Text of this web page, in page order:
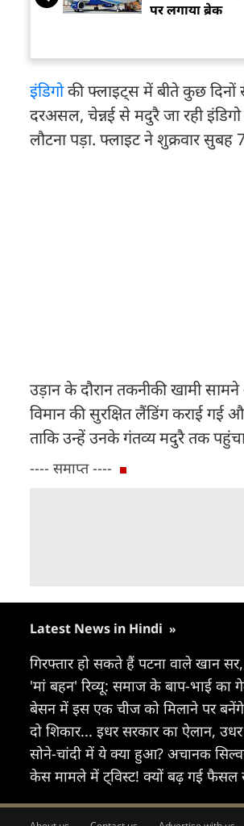
पर लगाया ब्रेक
इंडिगोकी फ्लाइट्स में बीते कुछ दिनों
दरअसल, चेन्नई से मदुरै जा रही
लौटना पड़ा. फ्लाइट ने शुक्रवार
उड़ान के दौरान तकनीकी खामी
विमान की सुरक्षित लैंडिंग कराई गई
ताकि उन्हें उनके गंतव्य मदुरै तक
---- समाप्त ----
Latest News in Hindi »
गिरफ्तार हो सकते हैं पटना वाले खान
'मां बहन' रिव्यू: समाज के बाप-भाई का
बेसन में इस एक चीज को मिलाने पर
दो शिकार... इधर सरकार का ऐलान,
सोने-चांदी में ये क्‍या हुआ? अचानक
केस मामले में ट्विस्ट! क्यों बढ़ गई फैसल